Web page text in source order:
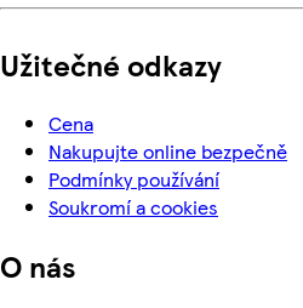
Užitečné odkazy
Cena
Nakupujte online bezpečně
Podmínky používání
Soukromí a cookies
O nás